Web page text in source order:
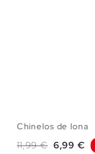
Chinelos de lona
Preço normal
11,99 € Preço
6,99 €